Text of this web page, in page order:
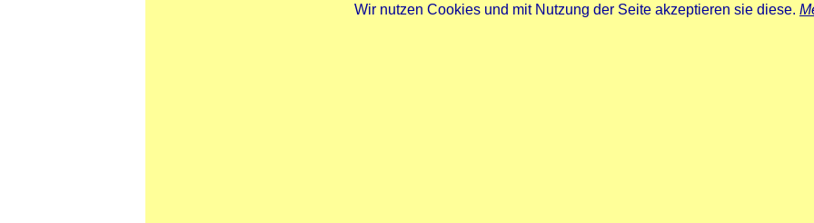
Wir nutzen Cookies und mit Nutzung der Seite akzeptieren sie diese.